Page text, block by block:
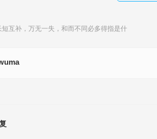
短互补，万无一失，和而不同必多得指是什